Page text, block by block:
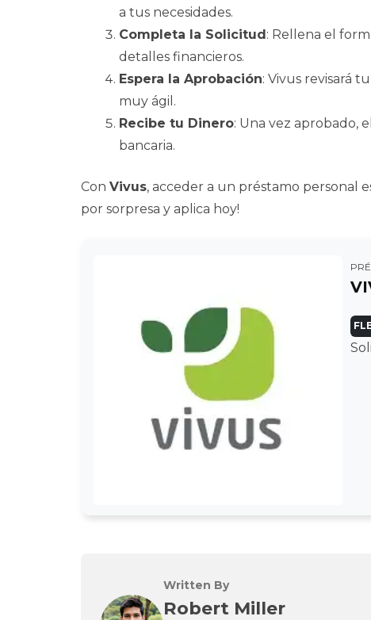
a tus necesidades.
Completa la Solicitud : Rellena el
detalles financieros.
Espera la Aprobación: Vivus revisará
muy ágil.
Recibe tu Dinero: Una vez aprobado,
bancaria.
Con Vivus, acceder a un préstamo personal
por sorpresa y aplica hoy!
Written By
Robert Miller